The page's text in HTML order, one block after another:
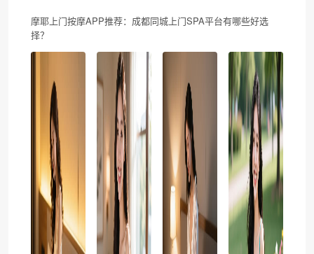
摩耶上门按摩APP推荐：成都同城上门SPA平台有哪些好选
择？